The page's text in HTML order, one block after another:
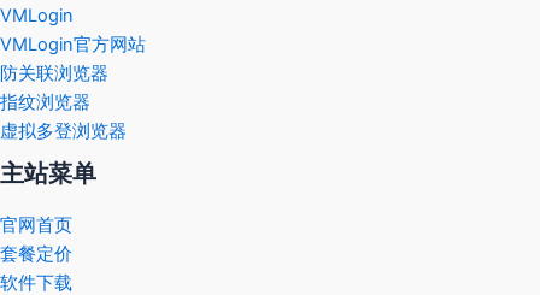
VMLogin
VMLogin官方网站
防关联浏览器
指纹浏览器
虚拟多登浏览器
主站菜单
官网首页
套餐定价
软件下载